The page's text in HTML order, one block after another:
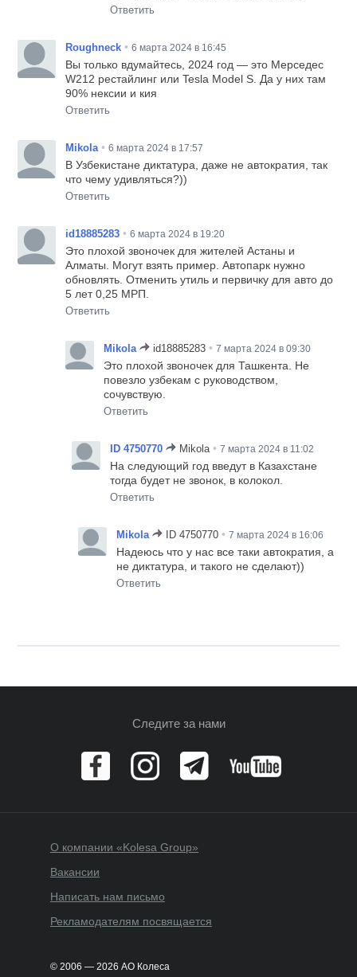
Ответить
Roughneck • 6 марта 2024 в 16:45
Вы только вдумайтесь, 2024 год — это Мерседес
W212 рестайлинг или Tesla Model S. Да у них там
90% нексии и кия
Ответить
Mikola • 6 марта 2024 в 17:57
В Узбекистане диктатура, даже не автократия, так
что чему удивляться?))
Ответить
id18885283 • 6 марта 2024 в 19:20
Это плохой звоночек для жителей Астаны и
Алматы. Могут взять пример. Автопарк нужно
обновлять. Отменить утиль и первичку для авто до
5 лет 0,25 МРП.
Ответить
Mikola id18885283 • 7 марта 2024 в 09:30
Это плохой звоночек для Ташкента. Не
повезло узбекам с руководством,
сочувствую.
Ответить
ID 4750770 Mikola • 7 марта 2024 в 11:02
На следующий год введут в Казахстане
тогда будет не звонок, в колокол.
Ответить
Mikola ID 4750770 • 7 марта 2024 в 16:06
Надеюсь что у нас все таки автократия, а
не диктатура, и такого не сделают))
Ответить
Следите за нами
О компании «Kolesa Group»
Вакансии
Написать нам письмо
Рекламодателям посвящается
© 2006 — 2026 АО Колеса